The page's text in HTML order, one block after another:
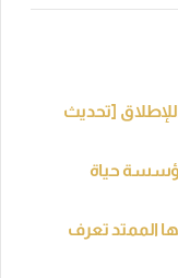
اللإطلاق [تحديث
حياة
الممتد تعرف